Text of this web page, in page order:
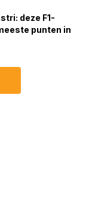
deze F1-
punten in